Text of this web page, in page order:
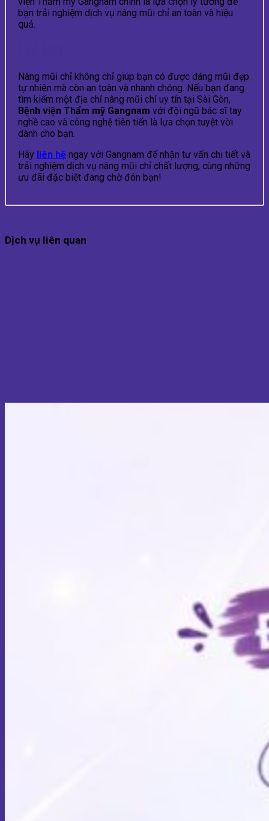
bạn trải nghiệm dịch vụ nâng mũi chỉ an toàn và hiệu
quả.
Nâng mũi chỉ không chỉ giúp bạn có được dáng mũi đẹp
tự nhiên mà còn an toàn và nhanh chóng. Nếu bạn đang
tìm kiếm một địa chỉ nâng mũi chỉ uy tín tại Sài Gòn,
Bệnh viện Thẩm mỹ Gangnam với đội ngũ bác sĩ tay
nghề cao và công nghệ tiên tiến là lựa chọn tuyệt vời
dành cho bạn.
Hãy liên hệ ngay với Gangnam để nhận tư vấn chi tiết và
trải nghiệm dịch vụ nâng mũi chỉ chất lượng, cùng những
ưu đãi đặc biệt đang chờ đón bạn!
Dịch vụ liên quan